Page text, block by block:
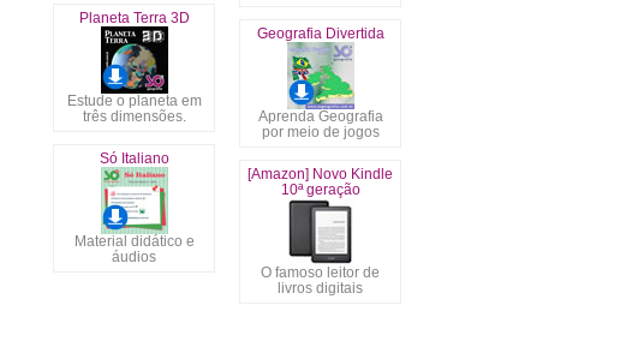
Planeta Terra 3D
Estude o planeta em
três dimensões.
Geografia Divertida
Aprenda Geografia
por meio de jogos
Só Italiano
Material didático e
áudios
[Amazon] Novo Kindle
10ª geração
O famoso leitor de
livros digitais